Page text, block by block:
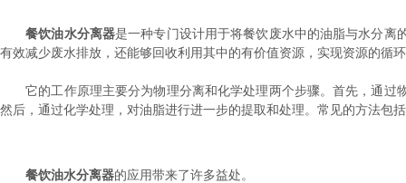
餐饮油水分离器是一种专门设计用于将餐饮废水中的油脂与水分离
有效减少废水排放，还能够回收利用其中的有价值资源，实现资源的循
它的工作原理主要分为物理分离和化学处理两个步骤。首先，通过
然后，通过化学处理，对油脂进行进一步的提取和处理。常见的方法包
餐饮油水分离器的应用带来了许多益处。